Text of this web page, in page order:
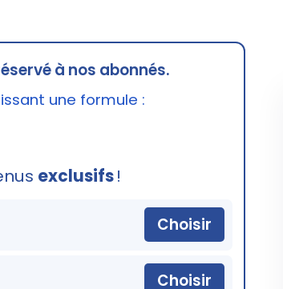
à nos abonnés.
une formule :
exclusifs!
Choisir
Choisir